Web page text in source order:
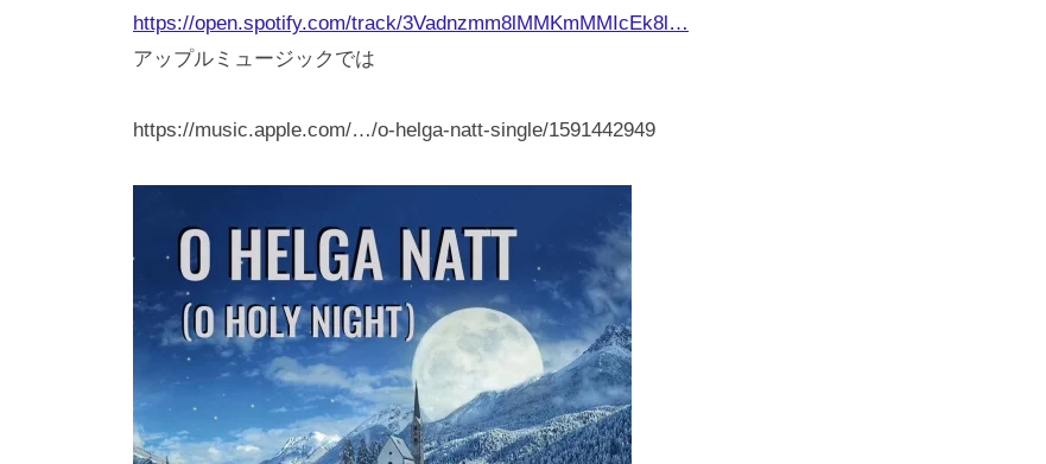
m
https://open.spotify.com/track/3Vadnzmm8lMMKmMMIcEk8l…
アップルミュージックでは
https://music.apple.com/…/o-helga-natt-single/1591442949